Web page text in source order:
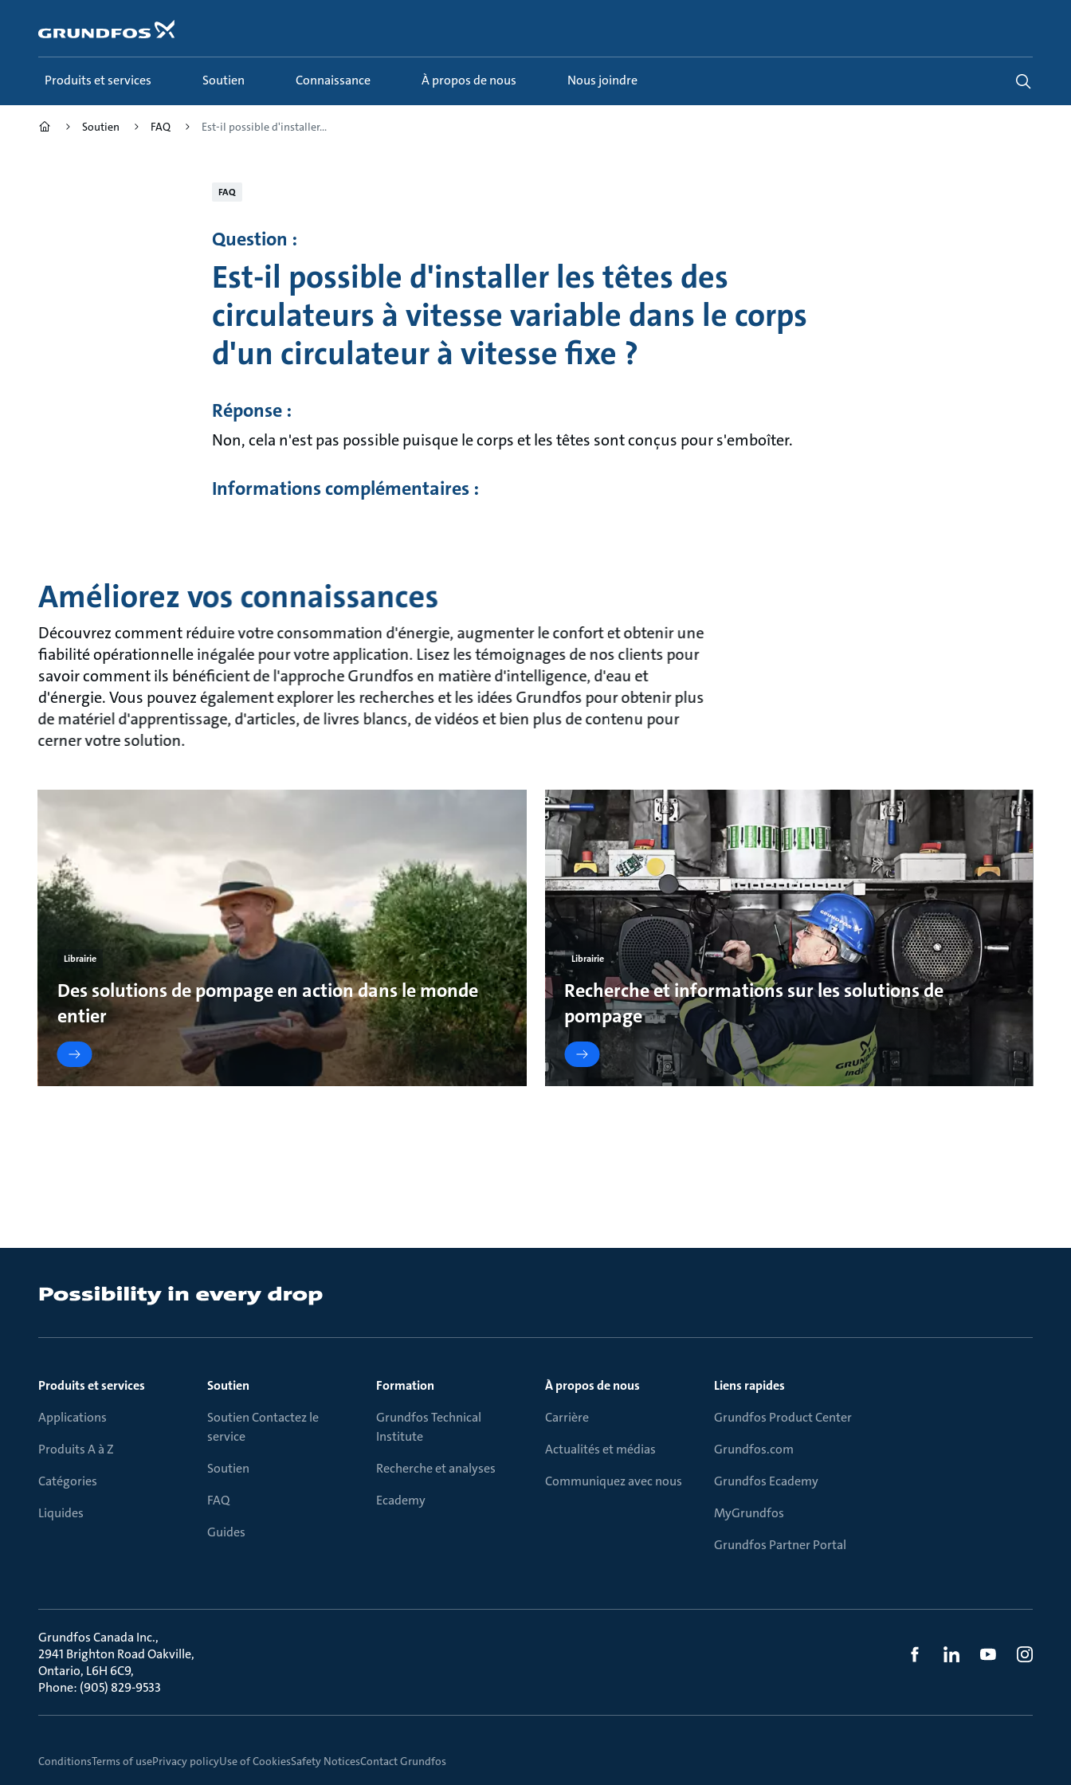
principal
Produits et services Soutien Connaissance À propos de nous Nous joindre
Soutien FAQ Est-il possible d'installer...
FAQ
Question :
Est-il possible d'installer les têtes des
circulateurs à vitesse variable dans le corps
d'un circulateur à vitesse fixe ?
Réponse :
Non, cela n'est pas possible puisque le corps et les têtes sont conçus pour s'emboîter.
Informations complémentaires :
Améliorez vos connaissances
Découvrez comment réduire votre consommation d'énergie, augmenter le confort et obtenir une
fiabilité opérationnelle inégalée pour votre application. Lisez les témoignages de nos clients pour
savoir comment ils bénéficient de l'approche Grundfos en matière d'intelligence, d'eau et
d'énergie. Vous pouvez également explorer les recherches et les idées Grundfos pour obtenir plus
de matériel d'apprentissage, d'articles, de livres blancs, de vidéos et bien plus de contenu pour
cerner votre solution.
Librairie
Des solutions de pompage en action dans le monde
entier
Librairie
Recherche et informations sur les solutions de
pompage
Produits et services
Applications
Produits A à Z
Catégories
Liquides
Soutien
Soutien Contactez le
service
Soutien
FAQ
Guides
Formation
Grundfos Technical
Institute
Recherche et analyses
Ecademy
À propos de nous
Carrière
Actualités et médias
Communiquez avec nous
Liens rapides
Grundfos Product Center
Grundfos.com
Grundfos Ecademy
MyGrundfos
Grundfos Partner Portal
Grundfos Canada Inc.
2941 Brighton Road Oakville
Ontario, L6H 6C9
Phone: (905) 829-9533
ConditionsTerms of usePrivacy policyUse of CookiesSafety NoticesContact Grundfos